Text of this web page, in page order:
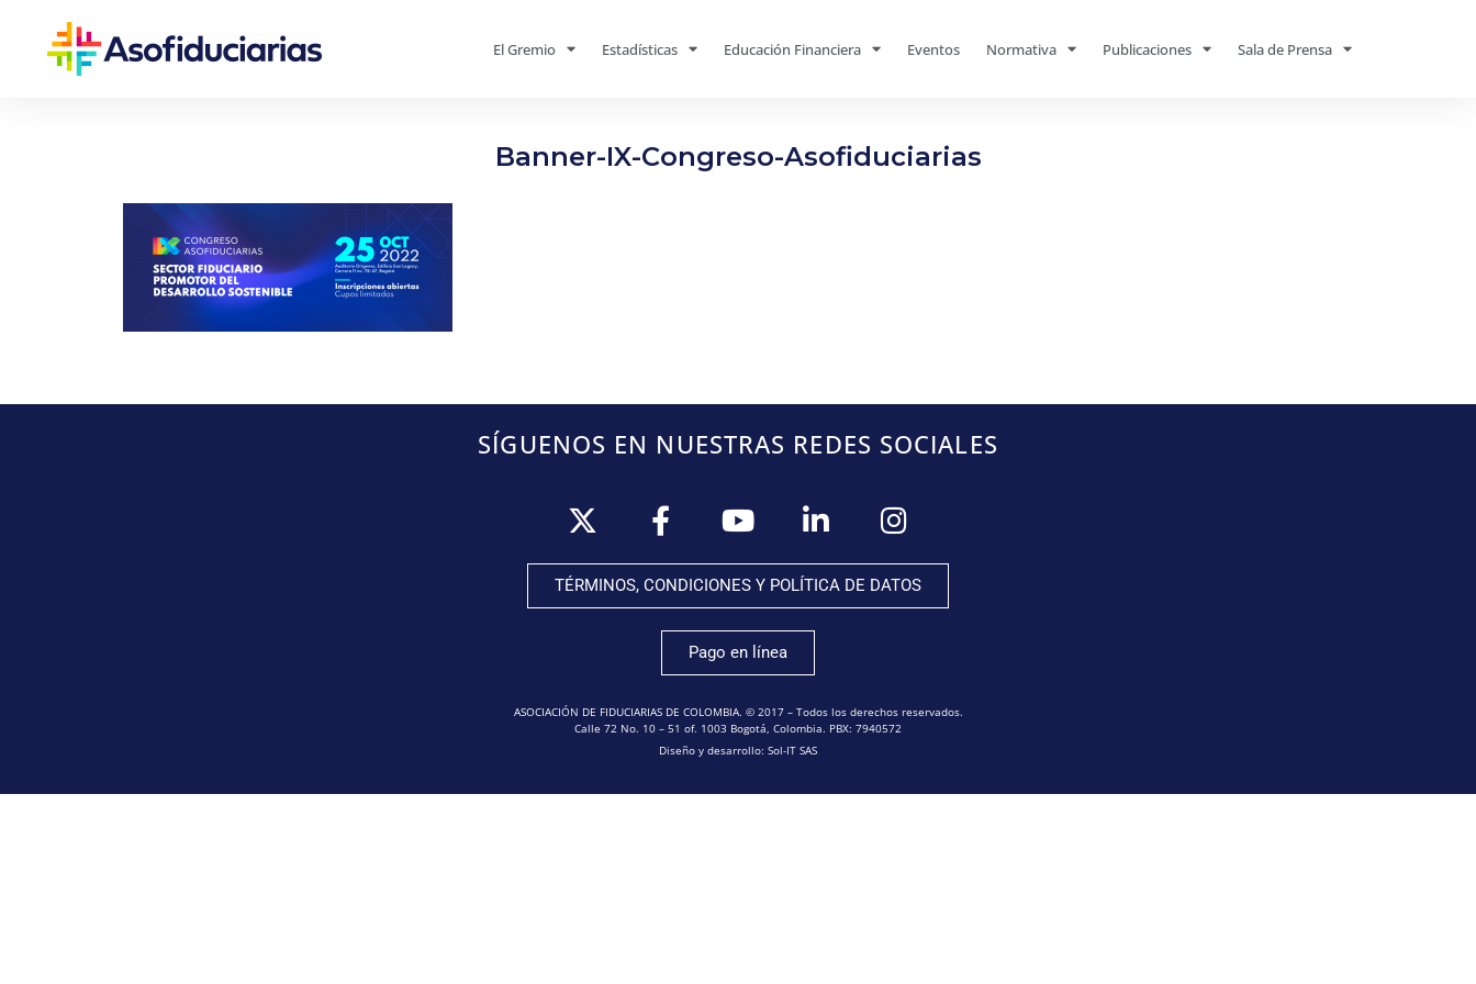
El Gremio Estadísticas Educación Financiera Eventos Normativa Publicaciones Sala de Prensa
Banner-IX-Congreso-Asofiduciarias
SÍGUENOS EN NUESTRAS REDES SOCIALES
TÉRMINOS, CONDICIONES Y POLÍTICA DE DATOS
Pago en línea
ASOCIACIÓN DE FIDUCIARIAS DE COLOMBIA. © 2017 – Todos los derechos reservados.
Calle 72 No. 10 – 51 of. 1003 Bogotá, Colombia. PBX: 7940572
Diseño y desarrollo: Sol-IT SAS